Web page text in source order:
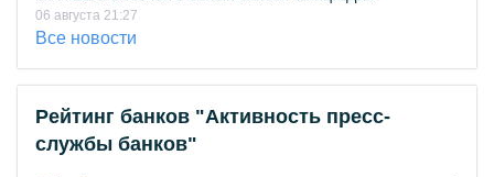
06 августа 21:27
Все новости
Рейтинг банков "Активность пресс-
службы банков"